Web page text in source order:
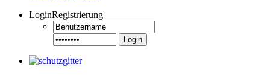
LoginRegistrierung
Login